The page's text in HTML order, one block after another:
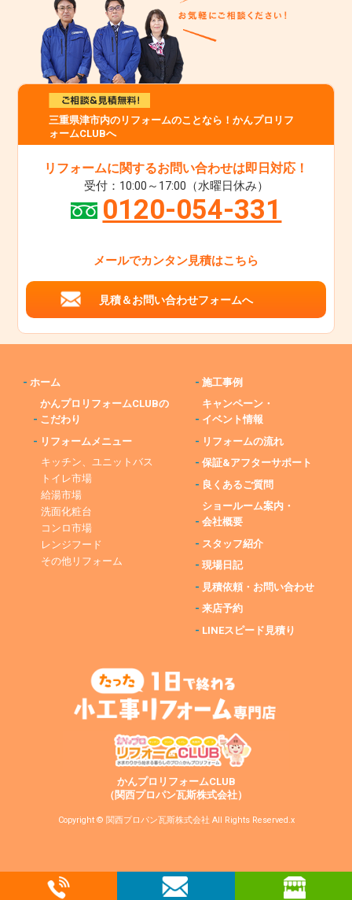
三重県津市内のリフォームのことなら！かんプロリフ
ォームCLUBへ
リフォームに関するお問い合わせは即日対応！
受付：10:00～17:00（水曜日休み）
0120-054-331
メールでカンタン見積はこちら
見積＆お問い合わせフォームへ
- ホーム
-
かんプロリフォームCLUBの
こだわり
- リフォームメニュー
キッチン、ユニットバス
トイレ市場
給湯市場
洗面化粧台
コンロ市場
レンジフード
その他リフォーム
-施工事例
-
キャンペーン・
イベント情報
- リフォームの流れ
-保証&アフターサポート
- 良くあるご質問
-
ショールーム案内・
会社概要
- スタッフ紹介
-現場日記
- 見積依頼・お問い合わせ
-来店予約
- LINEスピード見積り
かんプロリフォームCLUB
（関西プロパン瓦斯株式会社）
Copyright © 関西プロパン瓦斯株式会社 All Rights Reserved.x